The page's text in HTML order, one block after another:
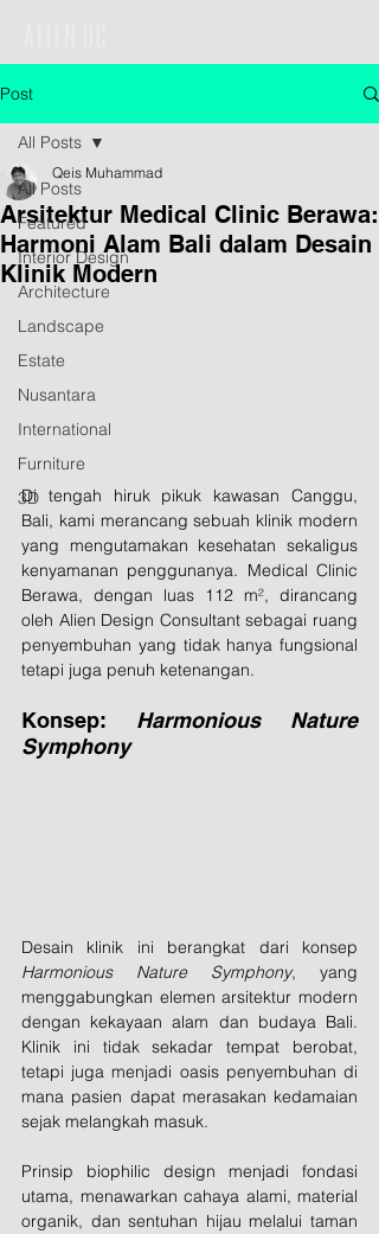
Post
All Posts
Featured
Interior Design
Architecture
Landscape
Estate
Nusantara
International
Furniture
3D
All Posts
Arsitektur Medical Clinic Berawa:
Harmoni Alam Bali dalam Desain
Klinik Modern
Qeis Muhammad
Di tengah hiruk pikuk kawasan Canggu,
Bali, kami merancang sebuah klinik modern
yang mengutamakan kesehatan sekaligus
kenyamanan penggunanya. Medical Clinic
Berawa, dengan luas 112 m², dirancang
oleh Alien Design Consultant sebagai ruang
penyembuhan yang tidak hanya fungsional
tetapi juga penuh ketenangan.
Konsep: Harmonious Nature
Symphony
Harmonious Nature Symphony, yang
menggabungkan elemen arsitektur modern
dengan kekayaan alam dan budaya Bali.
Klinik ini tidak sekadar tempat berobat,
tetapi juga menjadi oasis penyembuhan di
mana pasien dapat merasakan kedamaian
sejak melangkah masuk.
Prinsip biophilic design menjadi fondasi
utama, menawarkan cahaya alami, material
organik, dan sentuhan hijau melalui taman